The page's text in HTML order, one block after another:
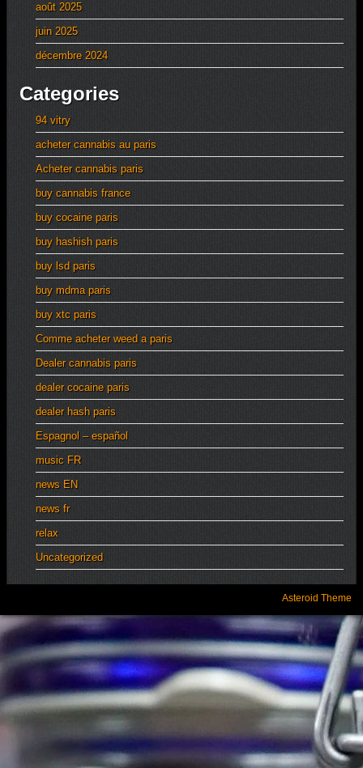
août 2025
juin 2025
décembre 2024
Categories
94 vitry
acheter cannabis au paris
Acheter cannabis paris
buy cannabis france
buy cocaine paris
buy hashish paris
buy lsd paris
buy mdma paris
buy xtc paris
Comme acheter weed a paris
Dealer cannabis paris
dealer cocaine paris
dealer hash paris
Espagnol – español
music FR
news EN
news fr
relax
Uncategorized
Asteroid Theme